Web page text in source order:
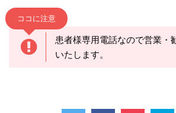
ココに注意
患者様専用電話なので営業・
いたします。